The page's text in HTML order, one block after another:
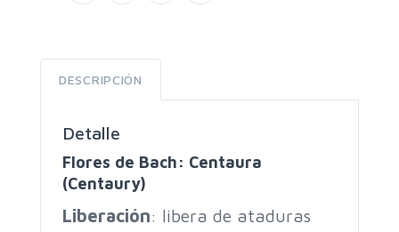
DESCRIPCIÓN
Detalle
Flores de Bach: Centaura
(Centaury)
Liberación: libera de ataduras